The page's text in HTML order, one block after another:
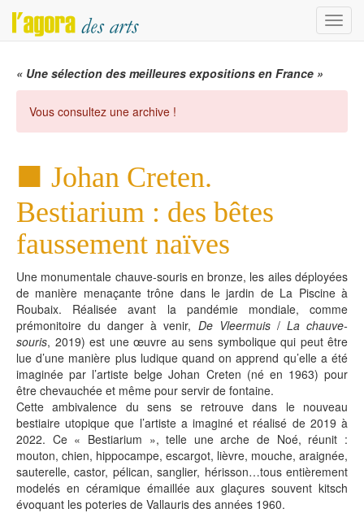
Menu
« Une sélection des meilleures expositions en France »
Vous consultez une archive !
Johan Creten.
Bestiarium : des bêtes
faussement naïves
Une monumentale chauve-souris en bronze, les ailes déployées
de manière menaçante trône dans le jardin de La Piscine à
Roubaix. Réalisée avant la pandémie mondiale, comme
prémonitoire du danger à venir, De Vleermuis/ La chauve-
souris, 2019) est une œuvre au sens symbolique qui peut être
lue d’une manière plus ludique quand on apprend qu’elle a été
imaginée par l’artiste belge Johan Creten (né en 1963) pour
être chevauchée et même pour servir de fontaine.
Cette ambivalence du sens se retrouve dans le nouveau
bestiaire utopique que l’artiste a imaginé et réalisé de 2019 à
2022. Ce « Bestiarium », telle une arche de Noé, réunit :
mouton, chien, hippocampe, escargot, lièvre, mouche, araignée,
sauterelle, castor, pélican, sanglier, hérisson…tous entièrement
modelés en céramique émaillée aux glaçures souvent kitsch
évoquant les poteries de Vallauris des années 1960.